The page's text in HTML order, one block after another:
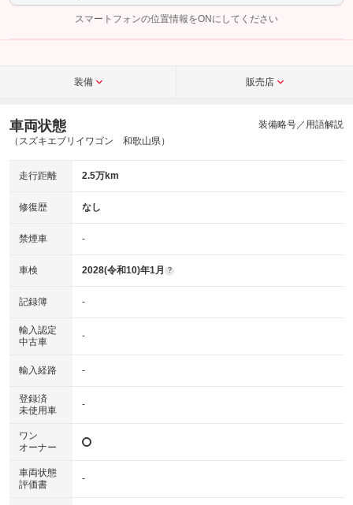
完了してください。
こちら
スマートフォンの位置情報をONにしてください
装備 販売店
車両状態
（スズキエブリイワゴン 和歌山県）
装備略号／用語解説
走行距離 2.5万km
修復歴 なし
禁煙車 -
車検 2028(令和10)年1月 ?
記録簿 -
輸入認定
中古車
-
輸入経路 -
登録済
未使用車
-
ワン
オーナー
車両状態
評価書
-